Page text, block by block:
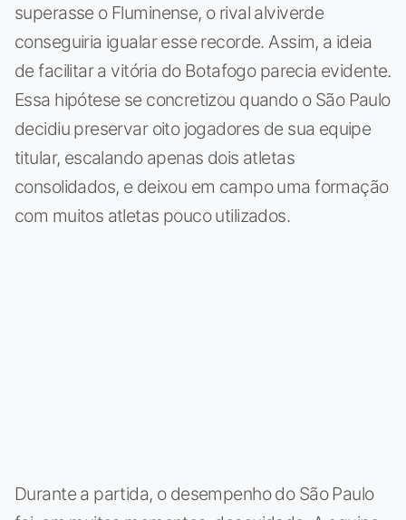
superasse o Fluminense, o rival alviverde
conseguiria igualar esse recorde. Assim, a ideia
de facilitar a vitória do Botafogo parecia evidente.
Essa hipótese se concretizou quando o São Paulo
decidiu preservar oito jogadores de sua equipe
titular, escalando apenas dois atletas
consolidados, e deixou em campo uma formação
com muitos atletas pouco utilizados.
Durante a partida, o desempenho do São Paulo